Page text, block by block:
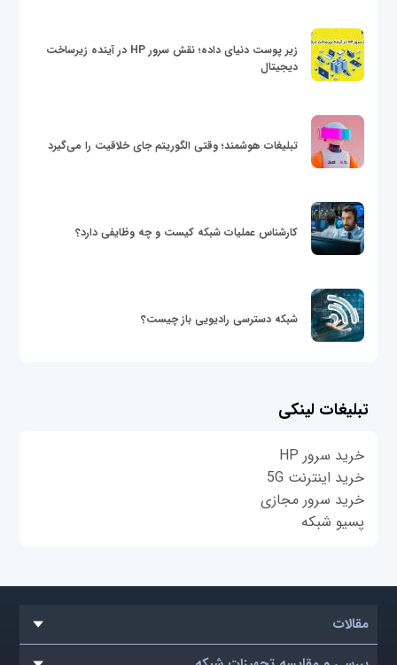
زیر پوست دنیای داده؛ نقش سرور HP در آینده زیرساخت
دیجیتال
تبلیغات هوشمند؛ وقتی الگوریتم جای خلاقیت را می‌گیرد
کارشناس عملیات شبکه کیست و چه وظایفی دارد؟
شبکه دسترسی رادیویی باز چیست؟
تبلیغات لینکی
خرید سرور HP
خرید اینترنت 5G
خرید سرور مجازی
پسیو شبکه
مقالات